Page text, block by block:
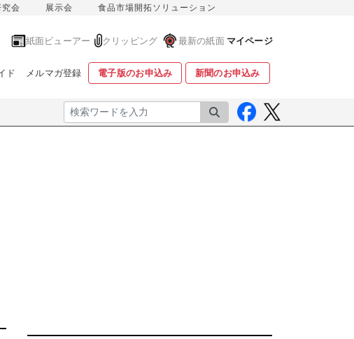
究会 展示会 食品市場開拓ソリューション
紙面ビューアー クリッピング 最新の紙面 マイページ
ド メルマガ登録 電子版のお申込み 新聞のお申込み
検索